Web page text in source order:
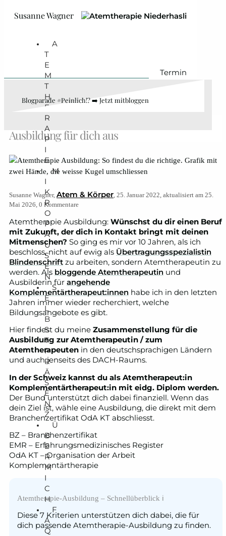
Zum Hauptinhalt springen
Susanne Wagner
A
T
E
M
T
H
E
R
A
P
I
E
M
I
K
R
O
P
A
U
S
E
N
S
E
L
B
S
T
P
R
Ä
S
E
N
Z
Ü
B
E
R
M
I
C
H
F
A
Q
Termin
Blogparade #Peinlich!? ➡️ Jetzt mitbloggen
So wählst du die richtige Atemtherapie-
Ausbildung für dich aus
Susanne Wagner, Atem & Körper, 25. Januar 2022, aktualisiert am 25.
Mai 2026, 0 Kommentare
Atemtherapie Ausbildung: Wünschst du dir einen Beruf
mit Zukunft, der dich in Kontakt bringt mit deinen
Mitmenschen? So ging es mir vor 10 Jahren, als ich
beschloss, nicht auf ewig als Übertragungsspezialistin
Blindenschrift zu arbeiten, sondern Atemtherapeutin zu
werden. Als bloggende Atemtherapeutin und
Ausbilderin für angehende
Komplementärtherapeut:innen habe ich in den letzten
Jahren immer wieder recherchiert, welche
Bildungsangebote es gibt.
Hier findest du meine Zusammenstellung für die
Ausbildung zur Atemtherapeutin / zum
Atemtherapeuten in den deutschsprachigen Ländern
und auch jenseits des DACH-Raums.
In der Schweiz kannst du als Atemtherapeut:in
Komplementärtherapeut:in mit eidg. Diplom werden.
Der Bund unterstützt dich dabei finanziell. Wenn das
dein Ziel ist, wähle eine Ausbildung, die direkt mit dem
Branchenzertifikat OdA KT abschliesst.
BZ – Branchenzertifikat
EMR – Erfahrungsmedizinisches Register
OdA KT – Organisation der Arbeit
Komplementärtherapie
Atemtherapie-Ausbildung – Schnellüberblick ℹ️
Diese 7 Kriterien unterstützen dich dabei, die für
dich passende Atemtherapie-Ausbildung zu finden.